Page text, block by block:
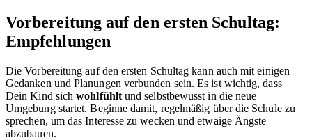
Vorbereitung auf den ersten Schultag:
Empfehlungen
Die Vorbereitung auf den ersten Schultag kann auch mit einigen
Gedanken und Planungen verbunden sein. Es ist wichtig, dass
Dein Kind sichwohlfühltund selbstbewusst in die neue
Umgebung startet. Beginne damit, regelmäßig über die Schule zu
sprechen, um das Interesse zu wecken und etwaige Ängste
abzubauen.